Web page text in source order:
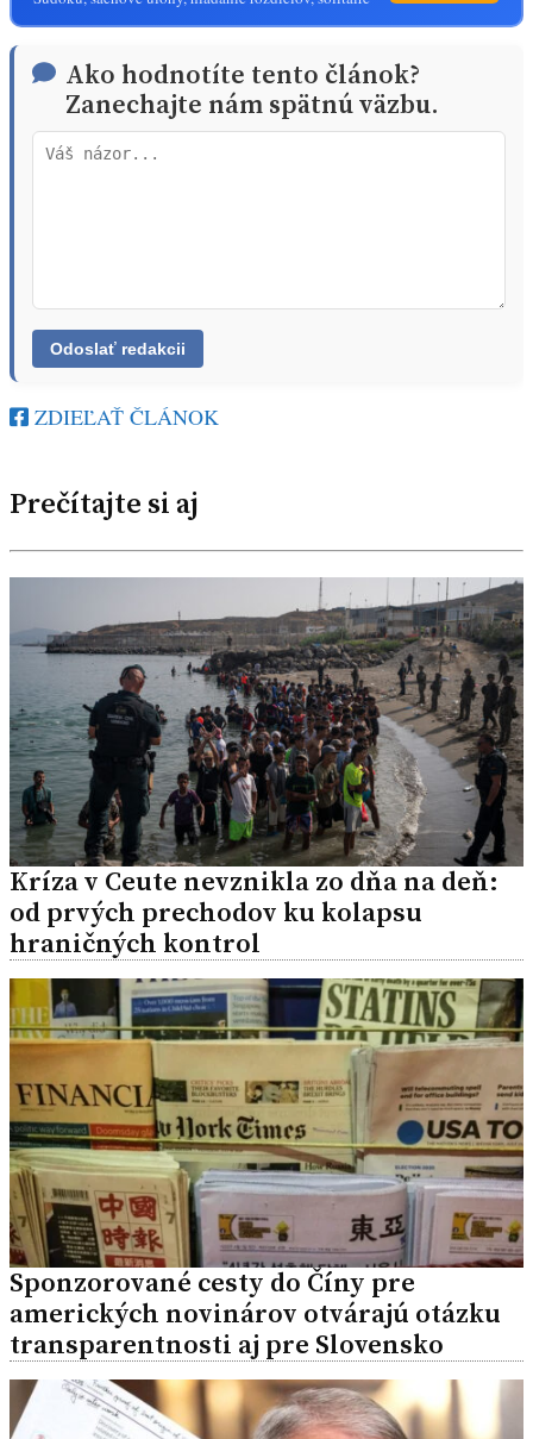
Ako hodnotíte tento článok?
Zanechajte nám spätnú väzbu.
ZDIEĽAŤ ČLÁNOK
Prečítajte si aj
Kríza v Ceute nevznikla zo dňa na deň:
od prvých prechodov ku kolapsu
hraničných kontrol
Sponzorované cesty do Číny pre
amerických novinárov otvárajú otázku
transparentnosti aj pre Slovensko